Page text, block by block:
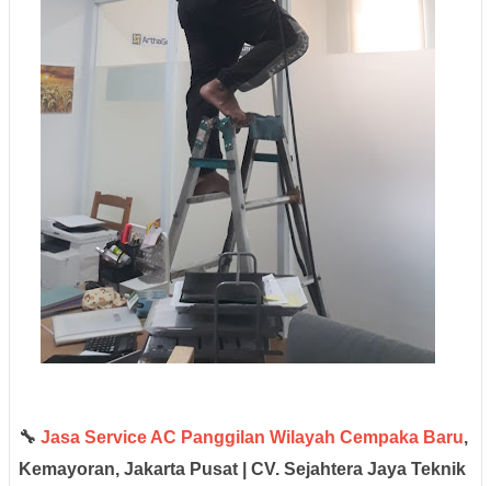
🔧 Jasa Service AC Panggilan Wilayah Cempaka Baru,
Kemayoran, Jakarta Pusat | CV. Sejahtera Jaya Teknik